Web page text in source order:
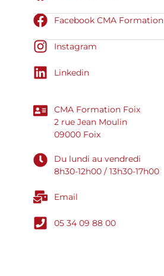
Facebook CMA Formation
Instagram
Linkedin
CMA Formation Foix
2 rue Jean Moulin
09000 Foix
Du lundi au vendredi
8h30-12h00 / 13h30-17h00
Email
05 34 09 88 00